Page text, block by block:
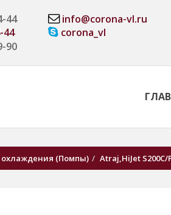
44
44
90
info@corona-vl.ru
corona_vl
охлаждения (Помпы) Atraj,HiJet S200C/